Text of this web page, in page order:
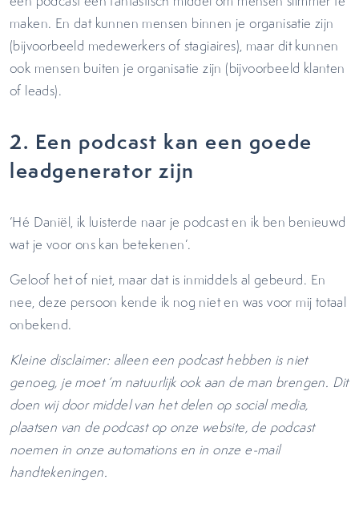
maken. En dat kunnen mensen binnen je organisatie zijn
(bijvoorbeeld medewerkers of stagiaires), maar dit kunnen
ook mensen buiten je organisatie zijn (bijvoorbeeld klanten
of leads).
2. Een podcast kan een goede
leadgenerator zijn
‘Hé Daniël, ik luisterde naar je podcast en ik ben benieuwd
wat je voor ons kan betekenen’.
Geloof het of niet, maar dat is inmiddels al gebeurd. En
nee, deze persoon kende ik nog niet en was voor mij totaal
onbekend.
Kleine disclaimer: alleen een podcast hebben is niet
genoeg, je moet ‘m natuurlijk ook aan de man brengen. Dit
doen wij door middel van het delen op social media,
plaatsen van de podcast op onze website, de podcast
noemen in onze automations en in onze e-mail
handtekeningen.